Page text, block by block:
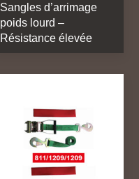
Sangles d’arrimage
poids lourd –
Résistance élevée